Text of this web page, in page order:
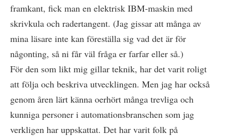
framkant, fick man en elektrisk IBM-maskin med
skrivkula och radertangent. (Jag gissar att många av
mina läsare inte kan föreställa sig vad det är för
någonting, så ni får väl fråga er farfar eller så.)
För den som likt mig gillar teknik, har det varit roligt
att följa och beskriva utvecklingen. Men jag har också
genom åren lärt känna oerhört många trevliga och
kunniga personer i automationsbranschen som jag
verkligen har uppskattat. Det har varit folk på